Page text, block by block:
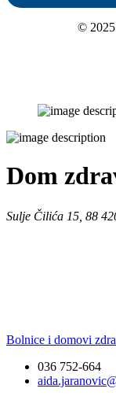
©
Dom
Sulje Čilića 15, 88
Bolnice i domovi
036 752-664